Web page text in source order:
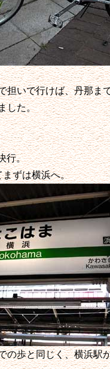
担いで行けば、丹那ま
した。
行。
ずは横浜へ。
の歩と同じく、横浜駅